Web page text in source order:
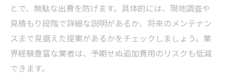
とで、無駄な出費を防げます。具体的には、現地調査や
見積もり段階で詳細な説明があるか、将来のメンテナン
スまで見据えた提案があるかをチェックしましょう。業
界経験豊富な業者は、予期せぬ追加費用のリスクも低減
できます。